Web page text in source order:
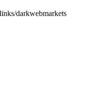
darkwebmarkets